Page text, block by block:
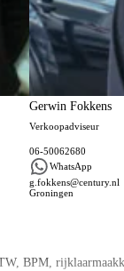
Gerwin Fokkens
Verkoopadviseur
06-50062680
WhatsApp
g.fokkens@century.nl
Groningen
BPM,